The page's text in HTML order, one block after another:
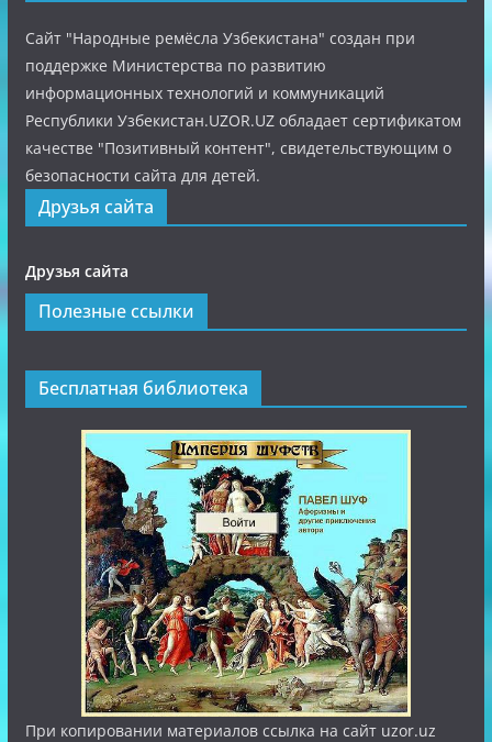
Сайт "Народные ремёсла Узбекистана" создан при
поддержке Министерства по развитию
информационных технологий и коммуникаций
Республики Узбекистан.UZOR.UZ обладает сертификатом
качестве "Позитивный контент", свидетельствующим о
безопасности сайта для детей.
Друзья сайта
Друзья сайта
Полезные ссылки
Бесплатная библиотека
При копировании материалов ссылка на сайт uzor.uz